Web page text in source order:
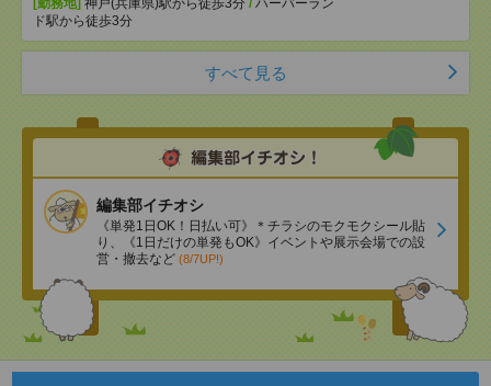
[勤務地] 神戸(兵庫県)駅から徒歩3分 / ハーバーラン
ド駅から徒歩3分
すべて見る
編集部イチオシ
《単発1日OK！日払い可》＊チラシのモクモクシール貼
り、《1日だけの単発もOK》イベントや展示会場での設
営・撤去など (8/7UP!)